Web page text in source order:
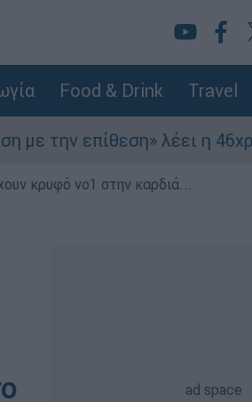
Food & Drink Travel
λέει η 46χρονη - Τι
κρυφό νο1 στην καρδιά...